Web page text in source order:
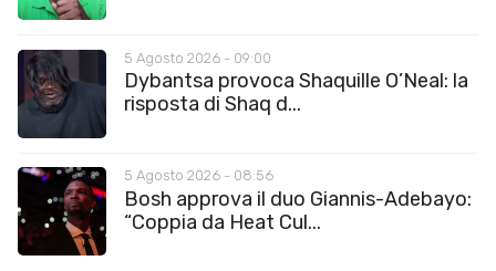
5 Agosto 2026 - 09:00
Dybantsa provoca Shaquille O’Neal: la
risposta di Shaq d...
5 Agosto 2026 - 08:56
Bosh approva il duo Giannis-Adebayo:
“Coppia da Heat Cul...